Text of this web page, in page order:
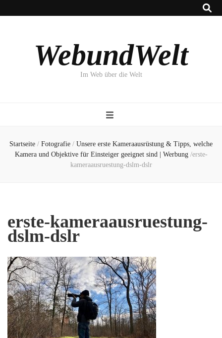
WebundWelt
Im Web über die Welt
Startseite / Fotografie / Unsere erste Kameraausrüstung & Tipps, welche
Kamera und Objektive für Einsteiger geeignet sind | Werbung /erste-
kameraausruestung-dslm-dslr
erste-kameraausruestung-
dslm-dslr